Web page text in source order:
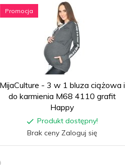
Promocja
MijaCulture - 3 w 1 bluza ciążowa i
do karmienia M68 4110 grafit
Happy
Produkt dostępny!
Brak ceny Zaloguj się